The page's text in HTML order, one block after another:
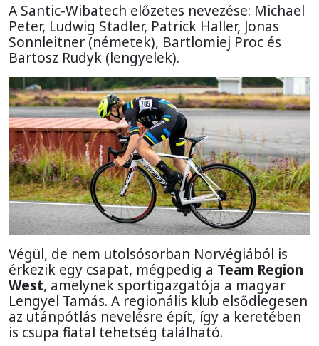
A Santic-Wibatech előzetes nevezése: Michael
Peter, Ludwig Stadler, Patrick Haller, Jonas
Sonnleitner (németek), Bartlomiej Proc és
Bartosz Rudyk (lengyelek).
Végül, de nem utolsósorban Norvégiából is
érkezik egy csapat, mégpedig a Team Region
West, amelynek sportigazgatója a magyar
Lengyel Tamás. A regionális klub elsődlegesen
az utánpótlás nevelésre épít, így a keretében
is csupa fiatal tehetség található.